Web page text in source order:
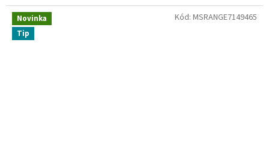
Novinka
Tip
Kód: MSRANGE7149465